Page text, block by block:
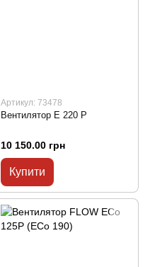
Артикул: 73478
Вентилятор E 220 P
10 150.00 грн
Купити